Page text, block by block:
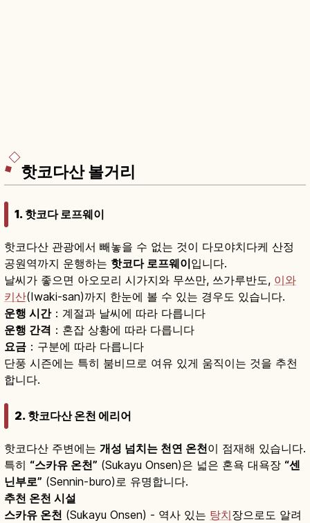
핫코다산 볼거리
1. 핫코다 로프웨이
핫코다산 관광에서 빼놓을 수 없는 것이 다모야치다케 산정
공원역까지 운행하는 핫코다 로프웨이입니다.
날씨가 좋으면 아오모리 시가지와 무쓰만, 쓰가루반도, 이와
키산(Iwaki-san)까지 한눈에 볼 수 있는 경우도 있습니다.
운행 시간：계절과 날씨에 따라 다릅니다
운행 간격 ：혼잡 상황에 따라 다릅니다
요금 ：구분에 따라 다릅니다
단풍 시즌에는 특히 붐비므로 여유 있게 움직이는 것을 추천
합니다.
2. 핫코다산 온천 에리어
핫코다산 주변에는 개성 넘치는 천연 온천이 점재해 있습니다.
특히 “스카유 온천” (Sukayu Onsen)은 넓은 혼욕 대욕장 “센
닌부로” (Sennin-buro)로 유명합니다.
추천 온천 시설
스카유 온천 (Sukayu Onsen) - 역사 있는 탕치장으로도 알려